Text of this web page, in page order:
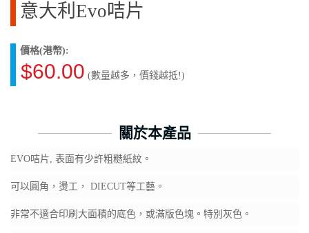
意大利Evo咭片
價格(港幣):
$60.00 (數量越多，價錢越抵!)
關於本產品
EVO咭片, 表面有少許粗糙紙紋。
可以圓角，燙工， DIECUT等工藝。
非常不適合印刷大面積的底色，或滿版色塊。特別灰色。